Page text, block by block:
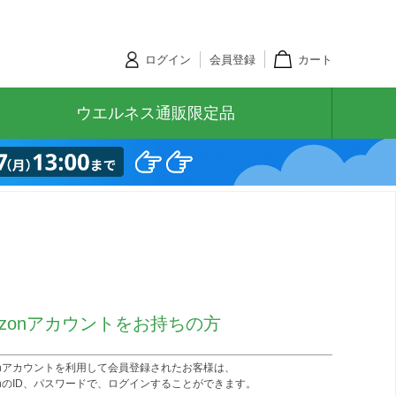
ログイン 会員登録 カート
ウエルネス通販限定品
アカウントをお持ちの方
カウントを利用して会員登録されたお客様は、
ID、パスワードで、ログインすることができます。